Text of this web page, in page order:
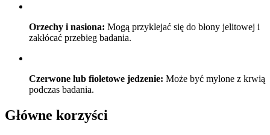
Orzechy i nasiona: Mogą przyklejać się do błony jelitowej i
zakłócać przebieg badania.
Czerwone lub fioletowe jedzenie: Może być mylone z krwią
podczas badania.
Główne korzyści